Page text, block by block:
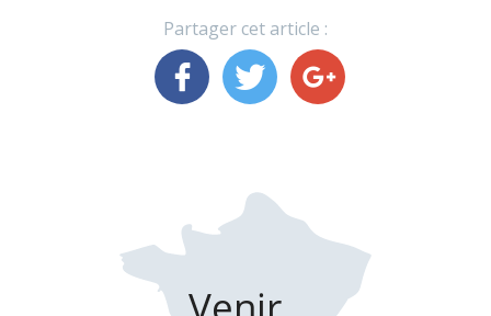
Partager cet article :